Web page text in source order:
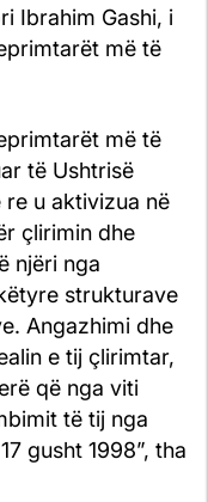
Ibrahim Gashi, i
më të
më të
të Ushtrisë
u aktivizua në
çlirimin dhe
njëri nga
strukturave
Angazhimi dhe
e tij çlirimtar,
që nga viti
të tij nga
gusht 1998”, tha